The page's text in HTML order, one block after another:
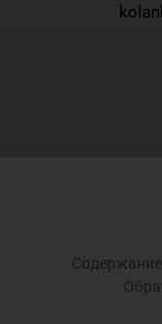
Содержание